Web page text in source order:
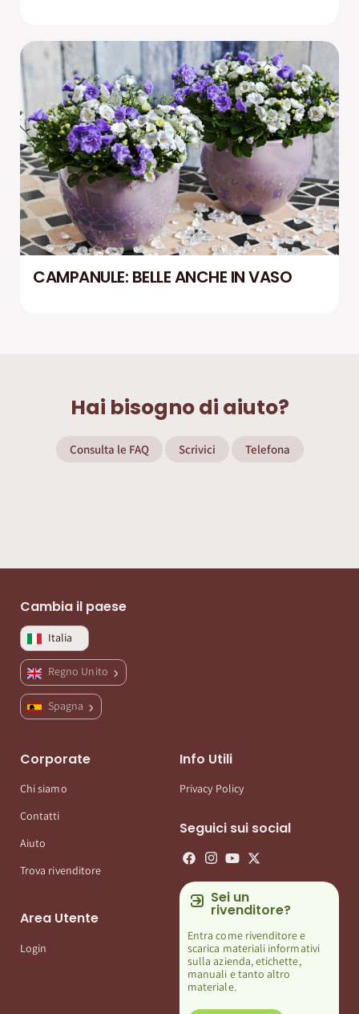
CAMPANULE: BELLE ANCHE IN VASO
Hai bisogno di aiuto?
Consulta le FAQ Scrivici Telefona
Cambia il paese
Italia
Regno Unito
Spagna
Corporate
Chi siamo
Contatti
Aiuto
Trova rivenditore
Area Utente
Login
Info Utili
Privacy Policy
Seguici sui social
Sei un
rivenditore?
Entra come rivenditore e
scarica materiali informativi
sulla azienda, etichette,
manuali e tanto altro
materiale.